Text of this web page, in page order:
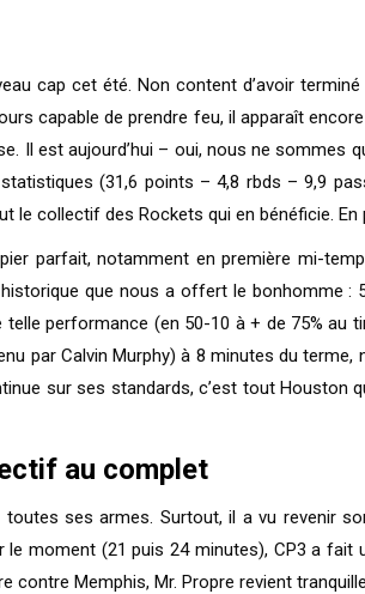
cap cet été. Non content d’avoir
capable de prendre feu, il apparaît
Il est aujourd’hui – oui, nous ne
(31,6 points – 4,8 rbds – 9,9
le collectif des Rockets qui en bénéficie.
parfait, notamment en première mi-
que nous a offert le bonhomme
telle performance (en 50-10 à + de 75%
par Calvin Murphy) à 8 minutes du
sur ses standards, c’est tout Houston
au complet
toutes ses armes. Surtout, il a vu revenir
moment (21 puis 24 minutes), CP3 a
contre Memphis, Mr. Propre revient